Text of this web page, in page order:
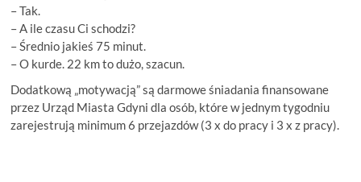
– Tak.
– A ile czasu Ci schodzi?
– Średnio jakieś 75 minut.
– O kurde. 22 km to dużo, szacun.
Dodatkową „motywacją” są darmowe śniadania finansowane
przez Urząd Miasta Gdyni dla osób, które w jednym tygodniu
zarejestrują minimum 6 przejazdów (3 x do pracy i 3 x z pracy).